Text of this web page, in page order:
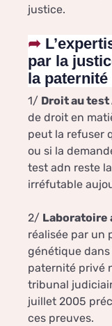
justice.
par la
la paternité
1/ Droit au test
de droit en
peut la refuser
ou si la
test adn reste
irréfutable
2/ Laboratoire
réalisée par un
génétique
paternité privé
tribunal
juillet 2005
ces preuves.